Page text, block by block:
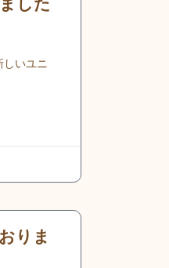
した
しいユニ
りま